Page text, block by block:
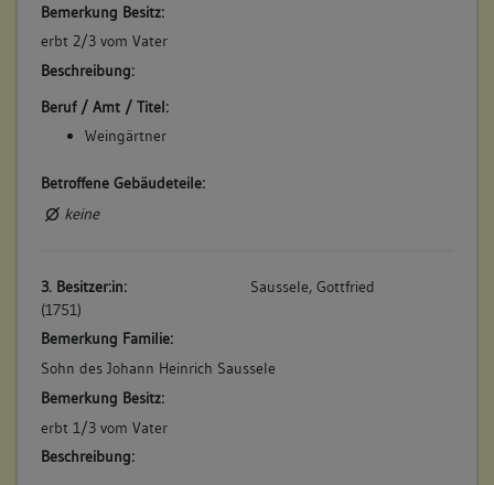
Bemerkung Besitz:
erbt 2/3 vom Vater
Beschreibung:
Beruf / Amt / Titel:
Weingärtner
Betroffene Gebäudeteile:
keine
3. Besitzer:in:
(1751)
Saussele, Gottfried
Bemerkung Familie:
Sohn des Johann Heinrich Saussele
Bemerkung Besitz:
erbt 1/3 vom Vater
Beschreibung: